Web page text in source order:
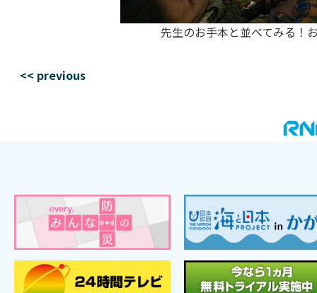
先生のお手本と並べてみる！
<< previous